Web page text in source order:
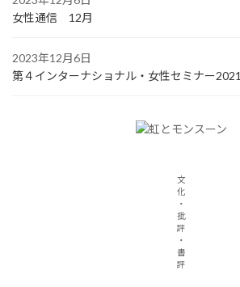
女性通信 12月
2023年12月6日
第４インターナショナル・女性セミナー2021
文
化
・
批
評
・
書
評